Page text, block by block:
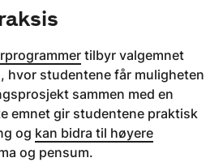
tilbyr valgemnet
hvor studentene får muligheten
sammen med en
emnet gir studentene praktisk
og kan bidra til høyere
og pensum.